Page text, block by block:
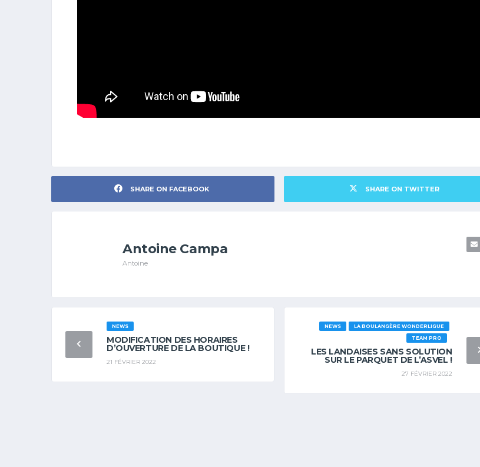
SHARE ON FACEBOOK SHARE ON TWITTER
Antoine Campa
Antoine
NEWS
MODIFICATION DES HORAIRES
D’OUVERTURE DE LA BOUTIQUE !
21 FÉVRIER 2022
LA BOULANGÈRE WONDERLIGUE
NEWS
TEAM PRO
LES LANDAISES SANS SOLUTION
SUR LE PARQUET DE L’ASVEL !
27 FÉVRIER 2022